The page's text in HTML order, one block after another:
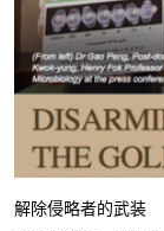
解除侵略者的武装